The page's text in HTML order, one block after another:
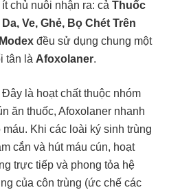
chủ nuôi nhận ra: cả Thuốc
Ve, Ghẻ, Bọ Chét Trên
đều sử dụng chung một
tân là Afoxolaner.
Đây là hoạt chất thuộc nhóm
ăn thuốc, Afoxolaner nhanh
Khi các loài ký sinh trùng
cắn và hút máu cún, hoạt
trực tiếp và phong tỏa hệ
của côn trùng (ức chế các